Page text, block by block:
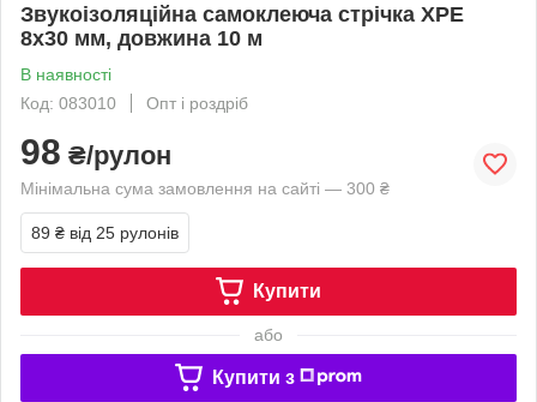
Звукоізоляційна самоклеюча стрічка XPE
8х30 мм, довжина 10 м
В наявності
Код: 083010
Опт і роздріб
98 ₴/рулон
Мінімальна сума замовлення на сайті — 300 ₴
89 ₴ від 25 рулонів
Купити
або
Купити з